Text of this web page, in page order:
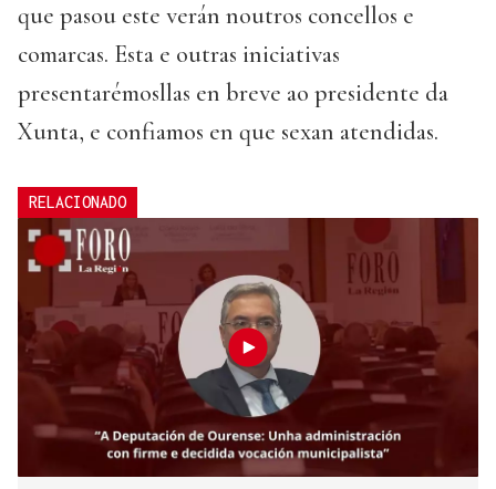
que pasou este verán noutros concellos e
comarcas. Esta e outras iniciativas
presentarémosllas en breve ao presidente da
Xunta, e confiamos en que sexan atendidas.
RELACIONADO